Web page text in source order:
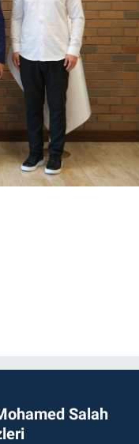
Salah